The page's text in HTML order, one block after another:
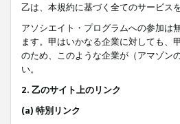
乙は、本規約に基づく全てのサービス
アソシエイト・プログラムへの参加は
ます。甲はいかなる企業に対しても、
のため、このような企業が（アマゾン
い。
2. 乙のサイト上のリンク
(a) 特別リンク